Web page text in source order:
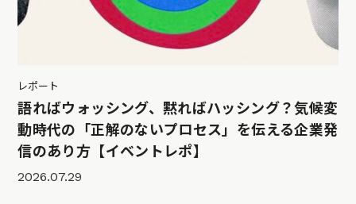
レポート
語ればウォッシング、黙ればハッシング？気候変
動時代の「正解のないプロセス」を伝える企業発
信のあり方【イベントレポ】
2026.07.29